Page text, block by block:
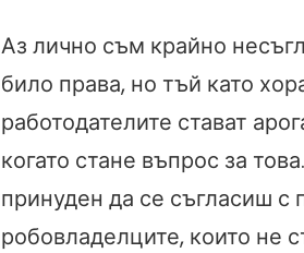
Аз лично съм крайно
било права, но тъй като
работодателите стават
когато стане въпрос за
принуден да се съгласиш с
робовладелците, които не